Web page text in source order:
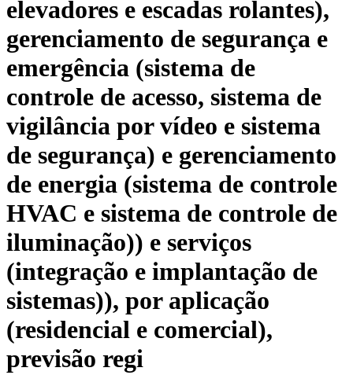
elevadores e escadas rolantes),
gerenciamento de segurança e
emergência (sistema de
controle de acesso, sistema de
vigilância por vídeo e sistema
de segurança) e gerenciamento
de energia (sistema de controle
HVAC e sistema de controle de
iluminação)) e serviços
(integração e implantação de
sistemas)), por aplicação
(residencial e comercial),
previsão regi